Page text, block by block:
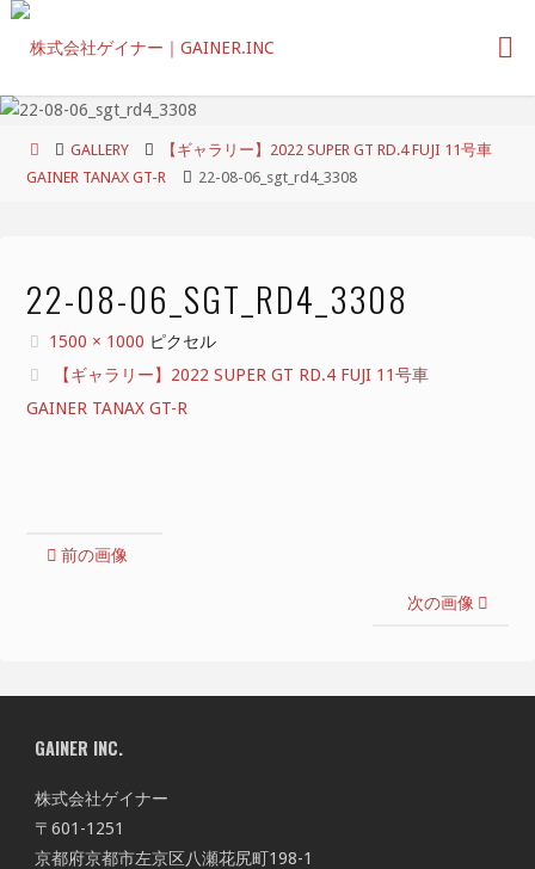
コ
ン
ホ
ー
GALLERY
【ギャラリー】2022 SUPER GT RD.4 FUJI 11号車
GAINER TANAX GT-R
22-08-06_sgt_rd4_3308
22-08-06_SGT_RD4_3308
フ
ル
サ
1500 × 1000 ピクセル
【ギャラリー】2022 SUPER GT RD.4 FUJI 11号車
GAINER TANAX GT-R
前の画像
次の画像
GAINER INC.
株式会社ゲイナー
〒601-1251
京都府京都市左京区八瀬花尻町198-1